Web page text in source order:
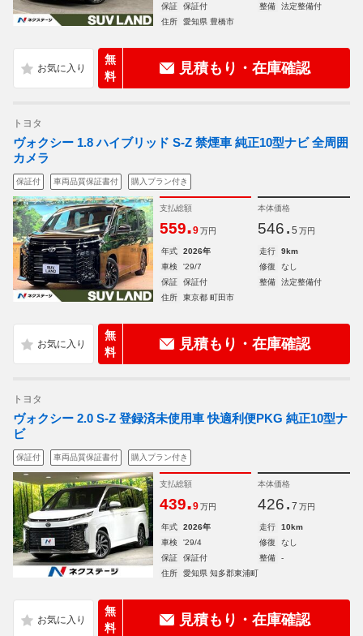
保証
保証付 整備
法定整備付
住所
愛知県 豊橋市
無
料
見積もり・在庫確認
トヨタ
ヴォクシー 1.8 ハイブリッド S-Z 禁煙車 純正10型ナビ 全周囲
カメラ
保証付 車両品質保証書付 購入プラン付き
支払総額
559.9 万円
本体価格
546. 5 万円
年式 2026年 走行
9km
車検
'29/7 修復
なし
保証
保証付 整備
法定整備付
住所
東京都 町田市
無
料
見積もり・在庫確認
トヨタ
ヴォクシー 2.0 S-Z 登録済未使用車 快適利便PKG 純正10型ナ
ビ
保証付 車両品質保証書付 購入プラン付き
支払総額
439.9 万円
本体価格
426. 7 万円
年式 2026年 走行
10km
車検
'29/4 修復
なし
保証
保証付 整備
-
住所
愛知県 知多郡東浦町
無
料
見積もり・在庫確認